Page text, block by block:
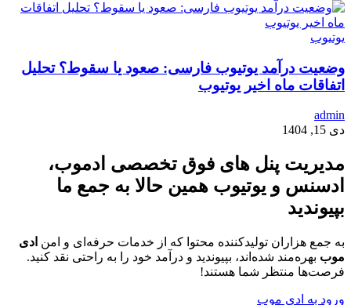
یوتیوب
وضعیت درآمد یوتیوب فارسی: صعود یا سقوط؟ تحلیل
اتفاقات ماه اخیر یوتیوب
admin
دی 15, 1404
مدیریت پنل های فوق تخصصی ادموب،
ادسنس و یوتیوب همین حالا به جمع ما
بپیوندید
به جمع هزاران تولیدکننده محتوا که از خدمات حرفه‌ای و امن ادی
موب بهره‌مند شده‌اند، بپیوندید و درآمد خود را به راحتی نقد کنید.
فرصت‌ها منتظر شما هستند!
ورود به ادی موب